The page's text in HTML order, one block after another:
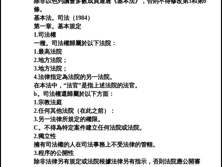
條。
基本法。司法（1984）
第一章。基本規定
1.司法權
一種。司法權歸屬於以下法院：
1.最高法院
2.地方法院；
3.地方法院；
4.法律指定為法院的另一法院。
在本法中，“法官”是指上述法院的法官。
b。司法權還歸屬於以下方面：
1.宗教法庭
2.任何其他法院（在此之前）：
3.另一法律所規定的權限。
C。不得為特定案件建立任何法院或法院。
2.獨立性
擁有司法權的人在司法事務上不受法律的管轄。
3.程序的公開性
除非法律另有規定或法院根據法律另有指示，否則法院應公開審